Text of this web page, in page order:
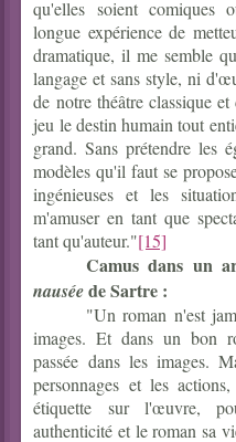
qu'elles soient comiques
longue expérience de
dramatique, il me semble
langage et sans style, ni
de notre théâtre classique
jeu le destin humain tout
grand. Sans prétendre les
modèles qu'il faut se
ingénieuses et les
m'amuser en tant que
tant qu'auteur."[15]
Camus dans un
nauséede Sartre :
"Un roman n'est
images. Et dans un bon
passée dans les images.
personnages et les
étiquette sur l'œuvre,
authenticité et le roman sa